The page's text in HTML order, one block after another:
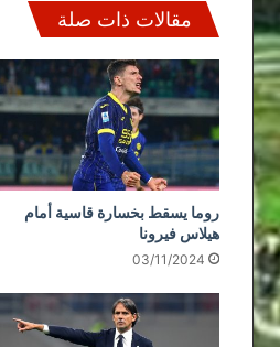
مقالات ذات صلة
روما يسقط بخسارة قاسية أمام
هيلاس فيرونا
03/11/2024